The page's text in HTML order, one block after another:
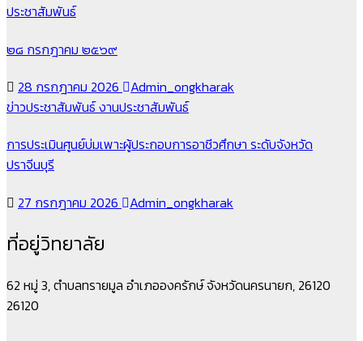
ประชาสัมพันธ์
๒๘ กรกฎาคม ๒๕๖๙
28 กรกฎาคม 2026
Admin_ongkharak
ข่าวประชาสัมพันธ์งานประชาสัมพันธ์
การประเมินศูนย์บ่มเพาะผู้ประกอบการอาชีวศึกษา ระดับจังหวัด
ปราจีนบุรี
27 กรกฎาคม 2026
Admin_ongkharak
ที่อยู่วิทยาลัย
62 หมู่ 3, ตำบลทรายมูล อำเภอองครักษ์ จังหวัดนครนายก, 26120
26120